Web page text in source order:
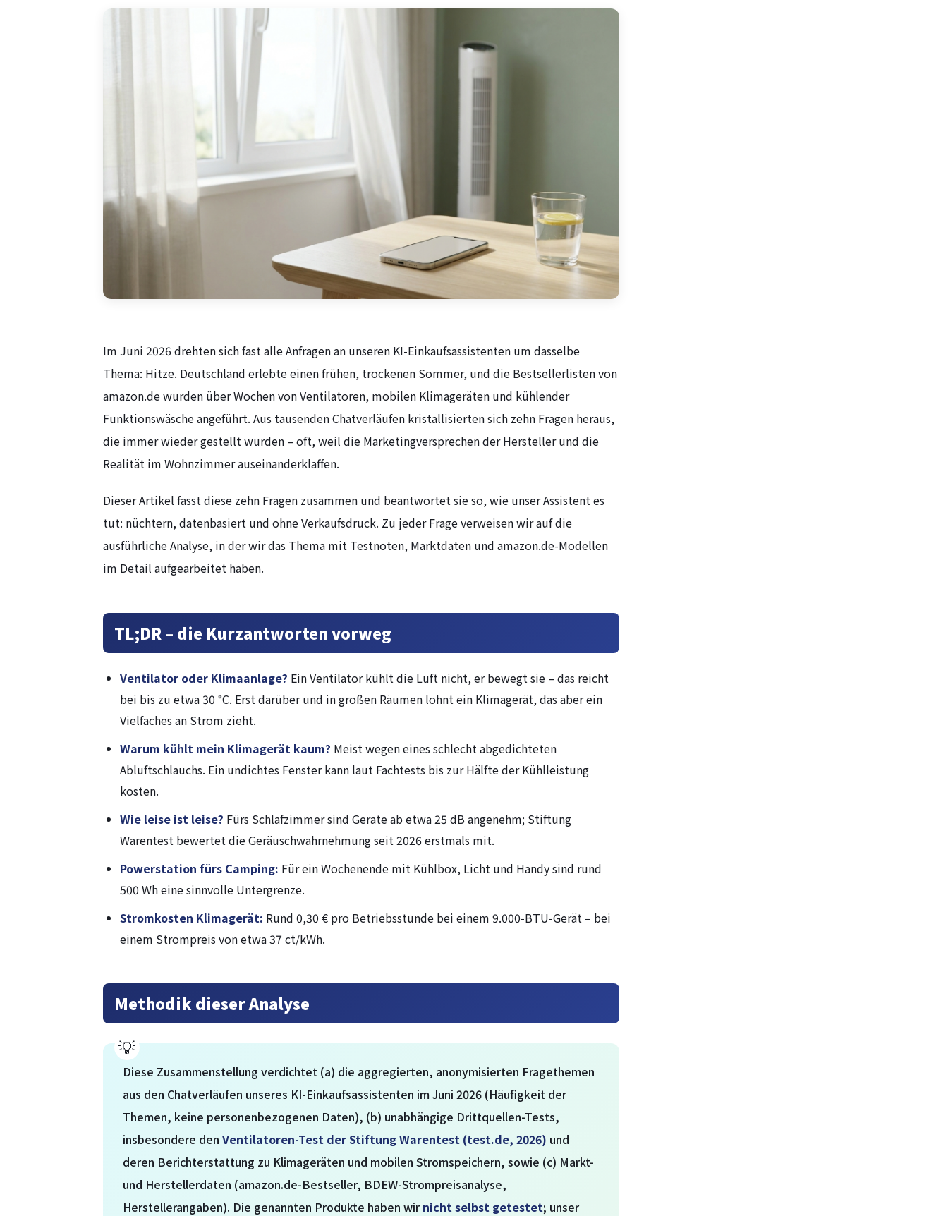
Im Juni 2026 drehten sich fast alle Anfragen an unseren KI-Einkaufsassistenten um dasselbe
Thema: Hitze. Deutschland erlebte einen frühen, trockenen Sommer, und die Bestsellerlisten von
amazon.de wurden über Wochen von Ventilatoren, mobilen Klimageräten und kühlender
Funktionswäsche angeführt. Aus tausenden Chatverläufen kristallisierten sich zehn Fragen heraus,
die immer wieder gestellt wurden – oft, weil die Marketingversprechen der Hersteller und die
Realität im Wohnzimmer auseinanderklaffen.
Dieser Artikel fasst diese zehn Fragen zusammen und beantwortet sie so, wie unser Assistent es
tut: nüchtern, datenbasiert und ohne Verkaufsdruck. Zu jeder Frage verweisen wir auf die
ausführliche Analyse, in der wir das Thema mit Testnoten, Marktdaten und amazon.de-Modellen
im Detail aufgearbeitet haben.
TL;DR – die Kurzantworten vorweg
Ventilator oder Klimaanlage? Ein Ventilator kühlt die Luft nicht, er bewegt sie – das reicht
bei bis zu etwa 30 °C. Erst darüber und in großen Räumen lohnt ein Klimagerät, das aber ein
Vielfaches an Strom zieht.
Warum kühlt mein Klimagerät kaum? Meist wegen eines schlecht abgedichteten
Abluftschlauchs. Ein undichtes Fenster kann laut Fachtests bis zur Hälfte der Kühlleistung
kosten.
Wie leise ist leise? Fürs Schlafzimmer sind Geräte ab etwa 25 dB angenehm; Stiftung
Warentest bewertet die Geräuschwahrnehmung seit 2026 erstmals mit.
Powerstation fürs Camping: Für ein Wochenende mit Kühlbox, Licht und Handy sind rund
500 Wh eine sinnvolle Untergrenze.
Stromkosten Klimagerät: Rund 0,30 € pro Betriebsstunde bei einem 9.000-BTU-Gerät – bei
einem Strompreis von etwa 37 ct/kWh.
Methodik dieser Analyse
Diese Zusammenstellung verdichtet (a) die aggregierten, anonymisierten Fragethemen
aus den Chatverläufen unseres KI-Einkaufsassistenten im Juni 2026 (Häufigkeit der
Themen, keine personenbezogenen Daten), (b) unabhängige Drittquellen-Tests,
insbesondere den Ventilatoren-Test der Stiftung Warentest (test.de, 2026) und
deren Berichterstattung zu Klimageräten und mobilen Stromspeichern, sowie (c) Markt-
und Herstellerdaten (amazon.de-Bestseller, BDEW-Strompreisanalyse,
Herstellerangaben). Die genannten Produkte haben wirnicht selbst getestet; unser